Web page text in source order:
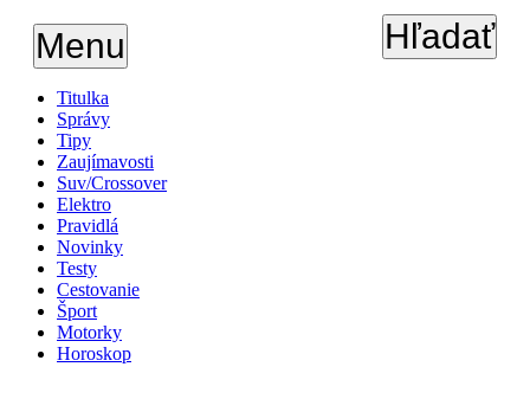
Menu Hľadať
Titulka
Správy
Tipy
Zaujímavosti
Suv/Crossover
Elektro
Pravidlá
Novinky
Testy
Cestovanie
Šport
Motorky
Horoskop